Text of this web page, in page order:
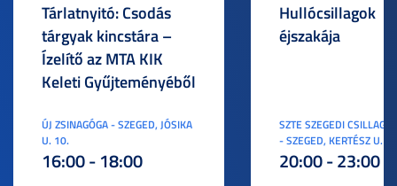
Tárlatnyitó: Csodás
tárgyak kincstára –
Ízelítő az MTA KIK
Keleti Gyűjteményéből
ÚJ ZSINAGÓGA - SZEGED, JÓSIKA
U. 10.
16:00 - 18:00
Hullócsillagok
éjszakája
SZTE SZEGEDI
- SZEGED, KERTÉSZ U. 3.
20:00 - 23:00